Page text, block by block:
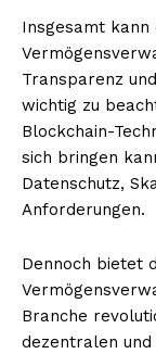
Insgesamt kann
Transparenz
wichtig zu
Blockchain-
sich bringen
Datenschutz,
Anforderungen.
Dennoch bietet
Branche
dezentralen